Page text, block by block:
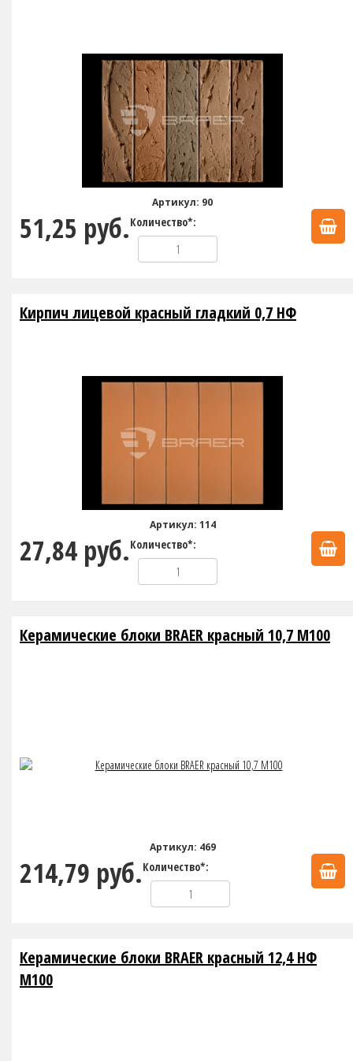
Артикул: 90
51,25 руб.Количество*:
Кирпич лицевой красный гладкий 0,7 НФ
Артикул: 114
27,84 руб.Количество*:
Керамические блоки BRAER красный 10,7 М100
Артикул: 469
214,79 руб.Количество*:
Керамические блоки BRAER красный 12,4 НФ
М100